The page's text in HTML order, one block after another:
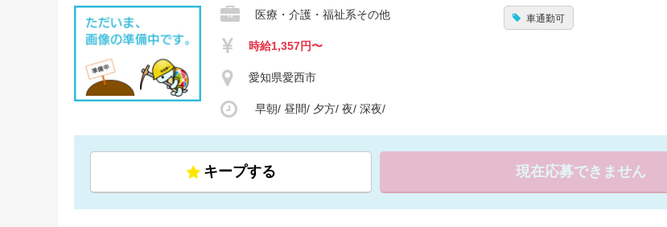
医療・介護・福祉系その他
時給1,357円〜
愛知県愛西市
早朝/ 昼間/ 夕方/ 夜/ 深夜/
車通勤可
キープする 現在応募できません